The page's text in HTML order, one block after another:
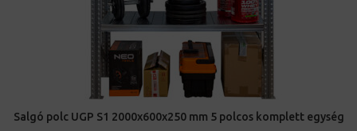
Salgó polc UGP S1 2000x600x250 mm 5 polcos komplett egység